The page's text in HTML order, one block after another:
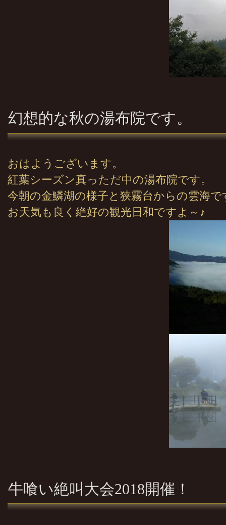
幻想的な秋の湯布院です。
おはようございます。
紅葉シーズン真っただ中の湯布院です。
今朝の金鱗湖の様子と狭霧台からの雲海で
お天気も良く絶好の観光日和ですよ～♪
牛喰い絶叫大会2018開催！